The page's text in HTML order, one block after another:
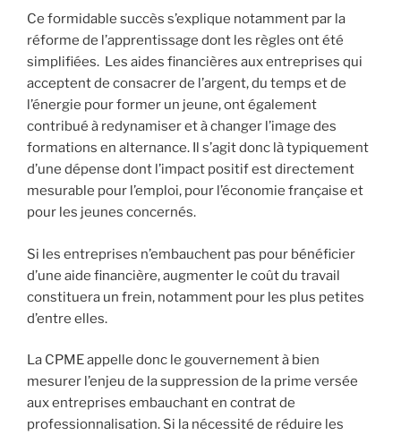
Ce formidable succès s’explique notamment par la
réforme de l’apprentissage dont les règles ont été
simplifiées. Les aides financières aux entreprises qui
acceptent de consacrer de l’argent, du temps et de
l’énergie pour former un jeune, ont également
contribué à redynamiser et à changer l’image des
formations en alternance. Il s’agit donc là typiquement
d’une dépense dont l’impact positif est directement
mesurable pour l’emploi, pour l’économie française et
pour les jeunes concernés.
Si les entreprises n’embauchent pas pour bénéficier
d’une aide financière, augmenter le coût du travail
constituera un frein, notamment pour les plus petites
d’entre elles.
La CPME appelle donc le gouvernement à bien
mesurer l’enjeu de la suppression de la prime versée
aux entreprises embauchant en contrat de
professionnalisation. Si la nécessité de réduire les